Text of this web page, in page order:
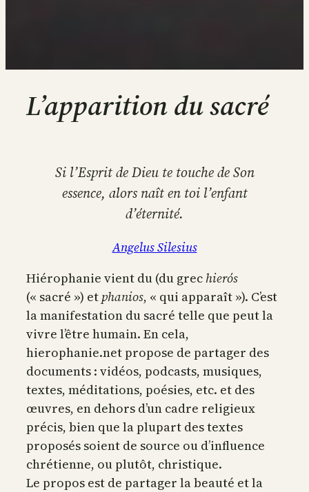
L’apparition du sacré
Si l’Esprit de Dieu te touche de Son
essence, alors naît en toi l’enfant
d’éternité.
Angelus Silesius
Hiérophanie vient du (du grec hierós
(« sacré ») et phanios, « qui apparaît »). C’est
la manifestation du sacré telle que peut la
vivre l’être humain. En cela,
hierophanie.net propose de partager des
documents : vidéos, podcasts, musiques,
textes, méditations, poésies, etc. et des
œuvres, en dehors d’un cadre religieux
précis, bien que la plupart des textes
proposés soient de source ou d’influence
chrétienne, ou plutôt, christique.
Le propos est de partager la beauté et la